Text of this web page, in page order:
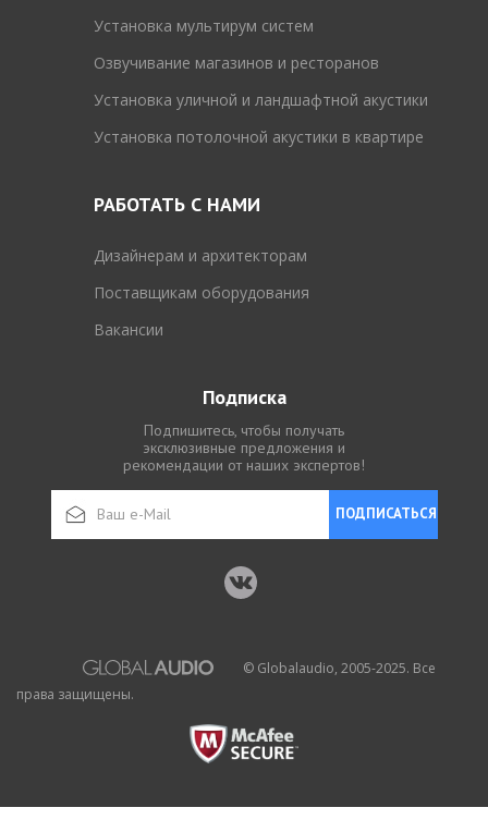
Установка мультирум систем
Озвучивание магазинов и ресторанов
Установка уличной и ландшафтной акустики
Установка потолочной акустики в квартире
РАБОТАТЬ С НАМИ
Дизайнерам и архитекторам
Поставщикам оборудования
Вакансии
Подписка
Подпишитесь, чтобы получать
эксклюзивные предложения и
рекомендации от наших экспертов!
ПОДПИСАТЬСЯ
© Globalaudio, 2005-2025. Все
права защищены.